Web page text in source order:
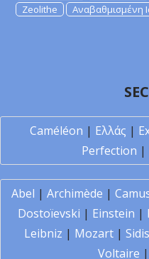
Zeolithe
Αναβαθμισμένη
Caméléon | Ελλάς |
Perfection |
Abel | Archimède |
Dostoïevski | Einstein |
Leibniz | Mozart | Sidis
Voltaire |